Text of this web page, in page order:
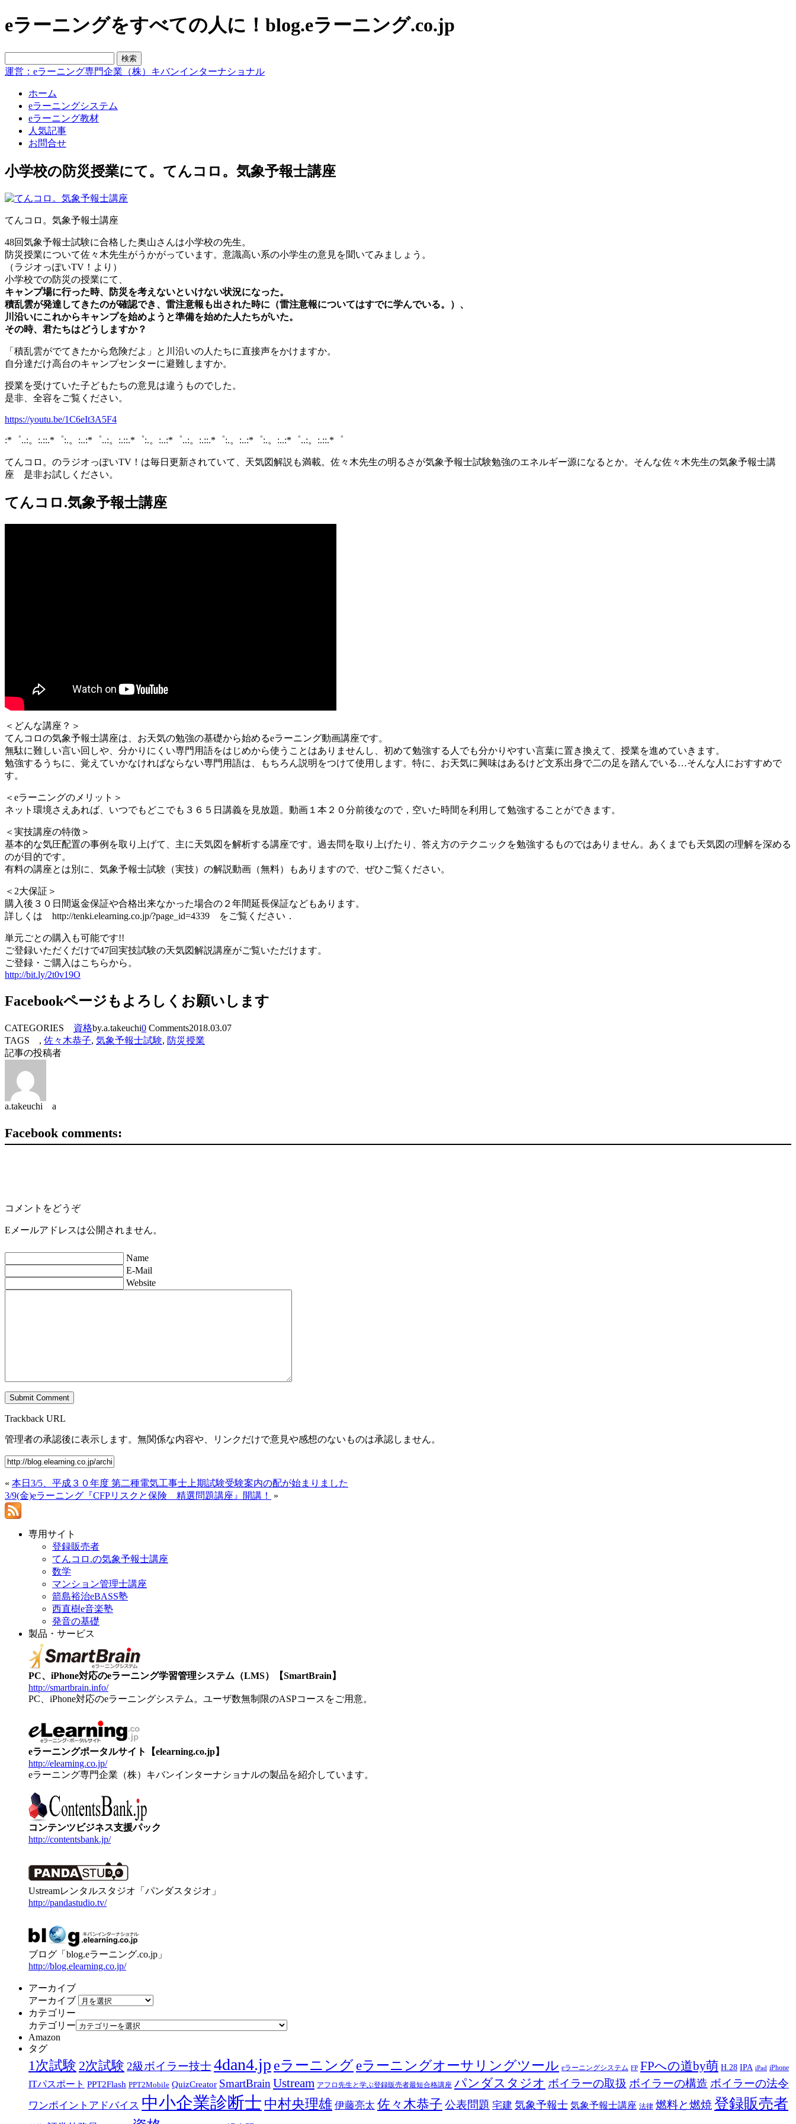
eラーニングをすべての人に！blog.eラーニング.co.jp
運営：eラーニング専門企業（株）キバンインターナショナル
ホーム
eラーニングシステム
eラーニング教材
人気記事
お問合せ
小学校の防災授業にて。てんコロ。気象予報士講座
てんコロ。気象予報士講座
48回気象予報士試験に合格した奥山さんは小学校の先生。
防災授業について佐々木先生がうかがっています。意識高い系の小学生の意見を聞いてみましょう。
（ラジオっぽいTV！より）
小学校での防災の授業にて、
キャンプ場に行った時、防災を考えないといけない状況になった。
積乱雲が発達してきたのが確認でき、雷注意報も出された時に（雷注意報についてはすでに学んでいる。）、
川沿いにこれからキャンプを始めようと準備を始めた人たちがいた。
その時、君たちはどうしますか？
「積乱雲がでてきたから危険だよ」と川沿いの人たちに直接声をかけますか。
自分達だけ高台のキャンプセンターに避難しますか。
授業を受けていた子どもたちの意見は違うものでした。
是非、全容をご覧ください。
https://youtu.be/1C6eIt3A5F4
:*゜..:。:.::.*゜:.。:..:*゜..:。:.::.*゜:.。:..:*゜..:。:.::.*゜:.。:..:*゜:.。:..:*゜..:。:.::.*゜
てんコロ。のラジオっぽいTV！は毎日更新されていて、天気図解説も満載。佐々木先生の明るさが気象予報士試験勉強のエネルギー源になるとか。そんな佐々木先生の気象予報士講
座 是非お試しください。
てんコロ.気象予報士講座
＜どんな講座？＞
てんコロの気象予報士講座は、お天気の勉強の基礎から始めるeラーニング動画講座です。
無駄に難しい言い回しや、分かりにくい専門用語をはじめから使うことはありませんし、初めて勉強する人でも分かりやすい言葉に置き換えて、授業を進めていきます。
勉強するうちに、覚えていかなければならない専門用語は、もちろん説明をつけて使用します。特に、お天気に興味はあるけど文系出身で二の足を踏んでいる…そんな人におすすめで
す。
＜eラーニングのメリット＞
ネット環境さえあれば、いつでもどこでも３６５日講義を見放題。動画１本２０分前後なので，空いた時間を利用して勉強することができます。
＜実技講座の特徴＞
基本的な気圧配置の事例を取り上げて、主に天気図を解析する講座です。過去問を取り上げたり、答え方のテクニックを勉強するものではありません。あくまでも天気図の理解を深める
のが目的です。
有料の講座とは別に、気象予報士試験（実技）の解説動画（無料）もありますので、ぜひご覧ください。
＜2大保証＞
購入後３０日間返金保証や合格出来なかった場合の２年間延長保証などもあります。
詳しくは http://tenki.elearning.co.jp/?page_id=4339 をご覧ください．
単元ごとの購入も可能です!!
ご登録いただくだけで47回実技試験の天気図解説講座がご覧いただけます。
ご登録・ご購入はこちらから。
http://bit.ly/2t0v19O
Facebookページもよろしくお願いします
CATEGORIES 資格by.a.takeuchi0 Comments2018.03.07
TAGS , 佐々木恭子, 気象予報士試験, 防災授業
記事の投稿者
a.takeuchi a
Facebook comments:
コメントをどうぞ
Eメールアドレスは公開されません。
Name
E-Mail
Website
Trackback URL
管理者の承認後に表示します。無関係な内容や、リンクだけで意見や感想のないものは承認しません。
« 本日3/5、平成３０年度 第二種電気工事士上期試験受験案内の配が始まりました
3/9(金)eラーニング『CFPリスクと保険 精選問題講座』開講！
»
専用サイト
登録販売者
てんコロ.の気象予報士講座
数学
マンション管理士講座
箭島裕治eBASS塾
西直樹e音楽塾
発音の基礎
製品・サービス
PC、iPhone対応のeラーニング学習管理システム（LMS）【SmartBrain】
http://smartbrain.info/
PC、iPhone対応のeラーニングシステム。ユーザ数無制限のASPコースをご用意。
eラーニングポータルサイト【elearning.co.jp】
http://elearning.co.jp/
eラーニング専門企業（株）キバンインターナショナルの製品を紹介しています。
コンテンツビジネス支援パック
http://contentsbank.jp/
Ustreamレンタルスタジオ「パンダスタジオ」
http://pandastudio.tv/
ブログ「blog.eラーニング.co.jp」
http://blog.elearning.co.jp/
アーカイブ
アーカイブ
カテゴリー
カテゴリー
Amazon
タグ
1次試験 2次試験 2級ボイラー技士4dan4.jp eラーニング eラーニングオーサリングツール eラーニングシステム FP FPへの道by萌 H.28 IPA iPad iPhone
ITパスポート PPT2Flash PPT2Mobile QuizCreator SmartBrain Ustream アフロ先生と学ぶ登録販売者最短合格講座 パンダスタジオ ボイラーの取扱 ボイラーの構造 ボイラーの法令
ワンポイントアドバイス 中小企業診断士 中村央理雄 伊藤亮太 佐々木恭子 公表問題 宅建 気象予報士 気象予報士講座 法律 燃料と燃焼 登録販売者